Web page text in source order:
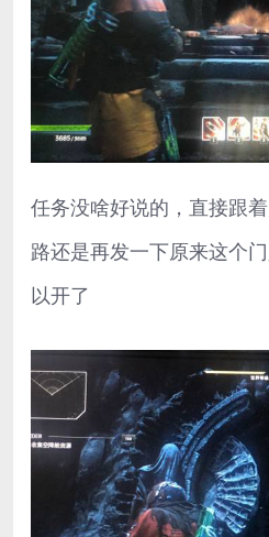
任务没啥好说的，直接跟
路还是再发一下原来这个
以开了